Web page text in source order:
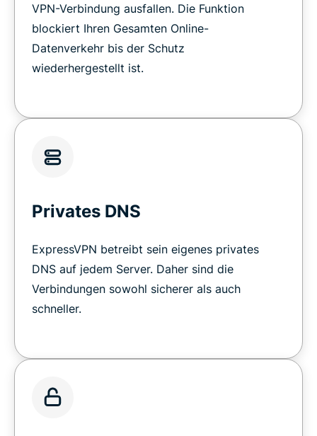
VPN-Verbindung ausfallen. Die Funktion
blockiert Ihren Gesamten Online-
Datenverkehr bis der Schutz
wiederhergestellt ist.
Privates DNS
ExpressVPN betreibt sein eigenes privates
DNS auf jedem Server. Daher sind die
Verbindungen sowohl sicherer als auch
schneller.